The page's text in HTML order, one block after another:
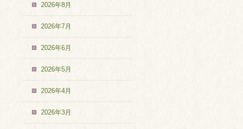
2026年8月
2026年7月
2026年6月
2026年5月
2026年4月
2026年3月